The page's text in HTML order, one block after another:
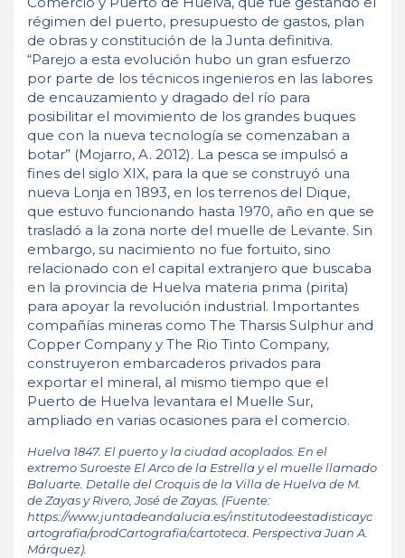
régimen del puerto, presupuesto de gastos, plan
de obras y constitución de la Junta definitiva.
“Parejo a esta evolución hubo un gran esfuerzo
por parte de los técnicos ingenieros en las labores
de encauzamiento y dragado del río para
posibilitar el movimiento de los grandes buques
que con la nueva tecnología se comenzaban a
botar” (Mojarro, A. 2012). La pesca se impulsó a
fines del siglo XIX, para la que se construyó una
nueva Lonja en 1893, en los terrenos del Dique,
que estuvo funcionando hasta 1970, año en que se
trasladó a la zona norte del muelle de Levante. Sin
embargo, su nacimiento no fue fortuito, sino
relacionado con el capital extranjero que buscaba
en la provincia de Huelva materia prima (pirita)
para apoyar la revolución industrial. Importantes
compañías mineras como The Tharsis Sulphur and
Copper Company y The Rio Tinto Company,
construyeron embarcaderos privados para
exportar el mineral, al mismo tiempo que el
Puerto de Huelva levantara el Muelle Sur,
ampliado en varias ocasiones para el comercio.
Huelva 1847. El puerto y la ciudad acoplados. En el
extremo Suroeste El Arco de la Estrella y el muelle llamado
Baluarte. Detalle del Croquis de la Villa de Huelva de M.
de Zayas y Rivero, José de Zayas. (Fuente:
https://www.juntadeandalucia.es/institutodeestadisticayc
artografia/prodCartografia/cartoteca. Perspectiva Juan A.
Márquez).